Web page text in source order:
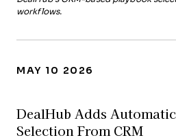
workflows.
MAY 10 2026
DealHub Adds
Selection From CRM